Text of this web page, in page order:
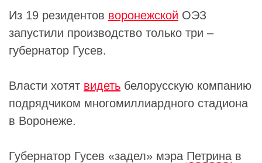
Из 19 резидентов воронежской ОЭЗ
запустили производство только три –
губернатор Гусев.
Власти хотят видеть белорусскую компанию
подрядчиком многомиллиардного стадиона
в Воронеже.
Губернатор Гусев «задел» мэра Петрина в